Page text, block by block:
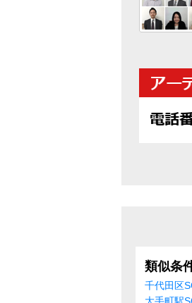
類似条
千代田区